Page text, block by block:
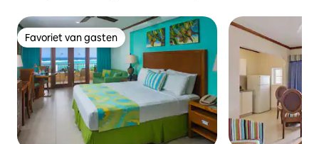
Favoriet van gasten
Favoriet van gasten